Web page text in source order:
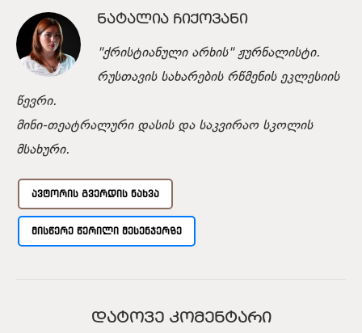
ᲜᲐᲢᲐᲚᲘᲐ ᲩᲘᲥᲝᲕᲐᲜᲘ
"ქრისტიანული არხის" ჟურნალისტი.
რუსთავის სახარების რწმენის ეკლესიის
წევრი.
მინი-თეატრალური დასის და საკვირაო სკოლის
მსახური.
ᲐᲕᲢᲝᲠᲘᲡ ᲒᲕᲔᲠᲓᲘᲡ ᲜᲐᲮᲕᲐ
ᲛᲘᲡᲬᲔᲠᲔ ᲬᲔᲠᲘᲚᲘ ᲛᲔᲡᲔᲜᲯᲔᲠᲖᲔ
ᲓᲐᲢᲝᲕᲔ ᲙᲝᲛᲔᲜᲢᲐᲠᲘ